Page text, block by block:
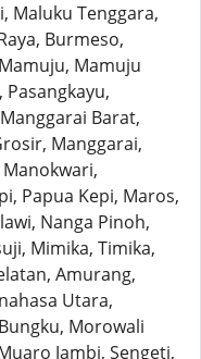
Maluku Tenggara,
Burmeso,
Mamuju
Barat,
Manggarai,
Papua Kepi, Maros,
Nanga Pinoh,
Mimika, Timika,
Amurang,
Utara,
Morowali
Jambi, Sengeti,